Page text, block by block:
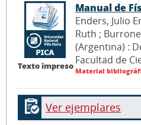
Texto impreso
Manual de
Enders, Julio
Ruth ;
(Argentina) :
Facultad de
Material
Ver ejemplares